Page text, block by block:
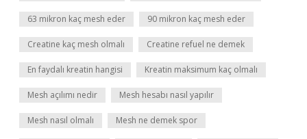
63 mikron kaç mesh eder 90 mikron kaç mesh eder
Creatine kaç mesh olmalı Creatine refuel ne demek
En faydalı kreatin hangisi Kreatin maksimum kaç olmalı
Mesh açılımı nedir Mesh hesabı nasıl yapılır
Mesh nasıl olmalı Mesh ne demek spor